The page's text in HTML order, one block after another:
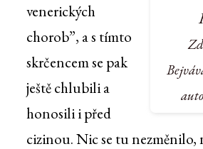
venerických
chorob”, a s tímto
skrčencem se pak
ještě chlubili a
honosili i před
cizinou. Nic se tu nezměnilo,